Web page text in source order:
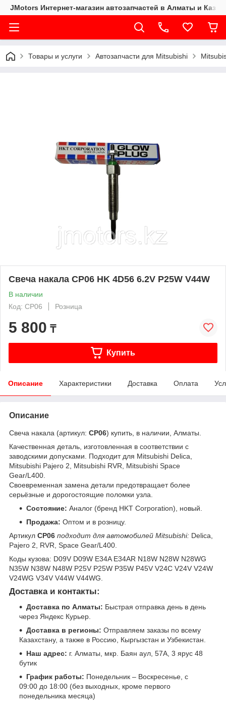
JMotors Интернет-магазин автозапчастей в Алматы и
Товары и услуги Автозапчасти для Mitsubishi
Свеча накала CP06 HK 4D56 6.2V P25W V44W
В наличии
Код: CP06
Розница
5 800 ₸
Купить
Описание Характеристики Доставка Оплата
Описание
Свеча накала (артикул: CP06) купить, в наличии, Алматы.
Качественная деталь, изготовленная в соответствии с
заводскими допусками. Подходит для Mitsubishi Delica,
Mitsubishi Pajero 2, Mitsubishi RVR, Mitsubishi Space
Gear/L400.
Своевременная замена детали предотвращает более
серьёзные и дорогостоящие поломки узла.
Состояние: Аналог (бренд HKT Corporation), новый.
Продажа: Оптом и в розницу.
Артикул CP06 подходит для автомобилей Mitsubishi: Delica,
Pajero 2, RVR, Space Gear/L400.
Коды кузова: D09V D09W E34A E34AR N18W N28W N28WG
N35W N38W N48W P25V P25W P35W P45V V24C V24V V24W
V24WG V34V V44W V44WG.
Доставка и контакты:
Доставка по Алматы: Быстрая отправка день в день
через Яндекс Курьер.
Доставка в регионы: Отправляем заказы по всему
Казахстану, а также в Россию, Кыргызстан и Узбекистан.
Наш адрес: г. Алматы, мкр. Баян аул, 57А, 3 ярус 48
бутик
График работы: Понедельник – Воскресенье, с
09:00 до 18:00 (без выходных, кроме первого
понедельника месяца)